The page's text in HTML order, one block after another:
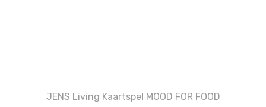
JENS Living Kaartspel MOOD FOR FOOD